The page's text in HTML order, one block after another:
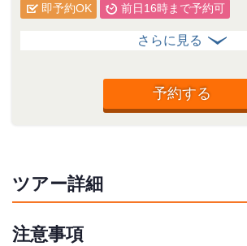
即予約OK 前日16時まで予約可
予約する
ツアー詳細
注意事項